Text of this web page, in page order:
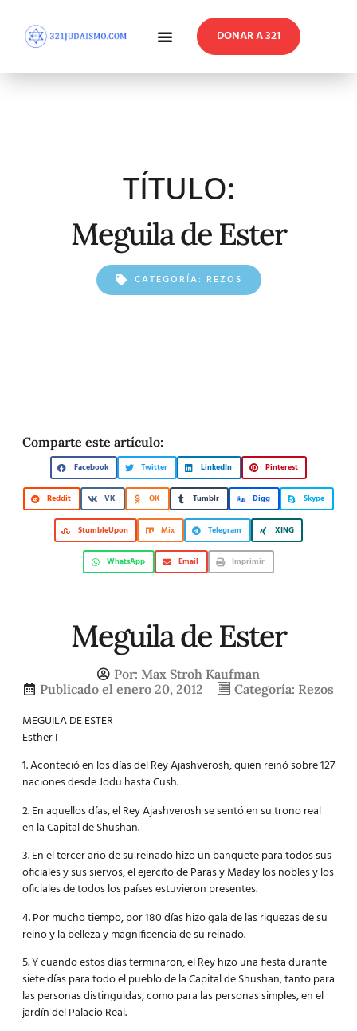
DONAR A 321
TÍTULO:
Meguila de Ester
CATEGORÍA: REZOS
Comparte este artículo:
Facebook Twitter LinkedIn Pinterest
Reddit VK OK Tumblr Digg Skype
StumbleUpon Mix Telegram XING
WhatsApp Email Imprimir
Meguila de Ester
Por: Max Stroh Kaufman
Publicado el enero 20, 2012 Categoría: Rezos
MEGUILA DE ESTER
Esther I
1. Aconteció en los días del Rey Ajashverosh, quien reinó sobre 127
naciones desde Jodu hasta Cush.
2. En aquellos días, el Rey Ajashverosh se sentó en su trono real
en la Capital de Shushan.
3. En el tercer año de su reinado hizo un banquete para todos sus
oficiales y sus siervos, el ejercito de Paras y Maday los nobles y los
oficiales de todos los países estuvieron presentes.
4. Por mucho tiempo, por 180 días hizo gala de las riquezas de su
reino y la belleza y magnificencia de su reinado.
5. Y cuando estos días terminaron, el Rey hizo una fiesta durante
siete días para todo el pueblo de la Capital de Shushan, tanto para
las personas distinguidas, como para las personas simples, en el
jardín del Palacio Real.